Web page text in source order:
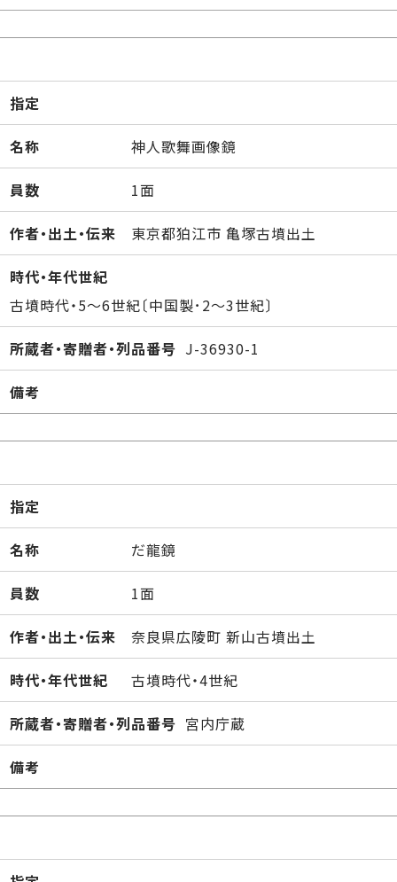
指定
名称 神人歌舞画像鏡
員数 1面
作者・出土・伝来 東京都狛江市 亀塚古墳出土
時代・年代世紀
古墳時代・5～6世紀〔中国製･2～3世紀〕
所蔵者・寄贈者・列品番号 J-36930-1
備考
指定
名称 だ龍鏡
員数 1面
作者・出土・伝来 奈良県広陵町 新山古墳出土
時代・年代世紀 古墳時代・4世紀
所蔵者・寄贈者・列品番号 宮内庁蔵
備考